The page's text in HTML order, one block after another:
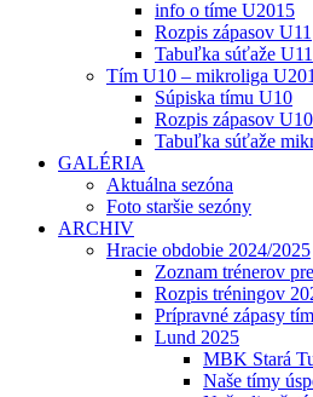
info o tíme U2015
Rozpis zápasov U11
Tabuľka súťaže U11
Tím U10 – mikroliga
Súpiska tímu U10
Rozpis zápasov U10
Tabuľka súťaže
GALÉRIA
Aktuálna sezóna
Foto staršie sezóny
ARCHIV
Hracie obdobie 2024/2025
Zoznam trénerov
Rozpis tréningov
Prípravné zápasy
Lund 2025
MBK Stará
Naše tímy